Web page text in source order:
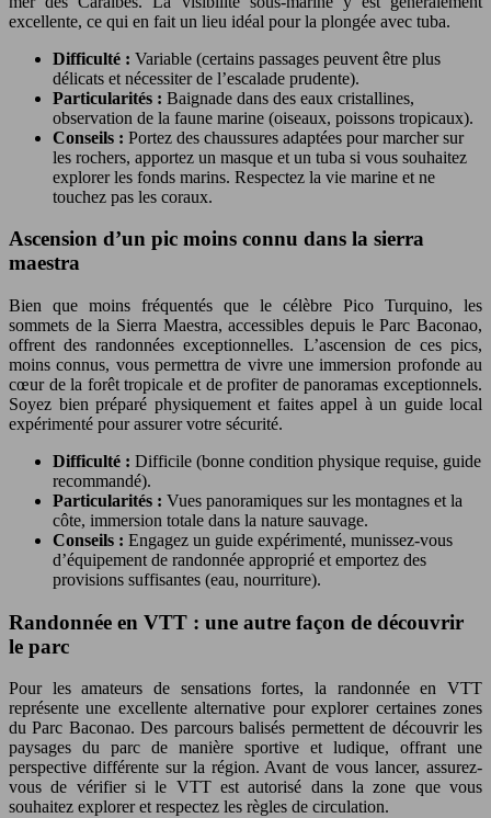
excellente, ce qui en fait un lieu idéal pour la plongée avec tuba.
Difficulté : Variable (certains passages peuvent être plus
délicats et nécessiter de l’escalade prudente).
Particularités : Baignade dans des eaux cristallines,
observation de la faune marine (oiseaux, poissons tropicaux).
Conseils : Portez des chaussures adaptées pour marcher sur
les rochers, apportez un masque et un tuba si vous souhaitez
explorer les fonds marins. Respectez la vie marine et ne
touchez pas les coraux.
Ascension d’un pic moins connu dans la sierra
maestra
Bien que moins fréquentés que le célèbre Pico Turquino, les
sommets de la Sierra Maestra, accessibles depuis le Parc Baconao,
offrent des randonnées exceptionnelles. L’ascension de ces pics,
moins connus, vous permettra de vivre une immersion profonde au
cœur de la forêt tropicale et de profiter de panoramas exceptionnels.
Soyez bien préparé physiquement et faites appel à un guide local
expérimenté pour assurer votre sécurité.
Difficulté : Difficile (bonne condition physique requise, guide
recommandé).
Particularités : Vues panoramiques sur les montagnes et la
côte, immersion totale dans la nature sauvage.
Conseils : Engagez un guide expérimenté, munissez-vous
d’équipement de randonnée approprié et emportez des
provisions suffisantes (eau, nourriture).
Randonnée en VTT : une autre façon de découvrir
le parc
Pour les amateurs de sensations fortes, la randonnée en VTT
représente une excellente alternative pour explorer certaines zones
du Parc Baconao. Des parcours balisés permettent de découvrir les
paysages du parc de manière sportive et ludique, offrant une
perspective différente sur la région. Avant de vous lancer, assurez-
vous de vérifier si le VTT est autorisé dans la zone que vous
souhaitez explorer et respectez les règles de circulation.